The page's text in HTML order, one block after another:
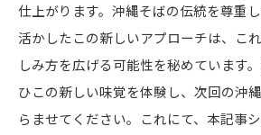
仕上がります。沖縄そばの伝統を尊重
活かしたこの新しいアプローチは、こ
しみ方を広げる可能性を秘めています
ひこの新しい味覚を体験し、次回の沖
らませてください。これにて、本記事